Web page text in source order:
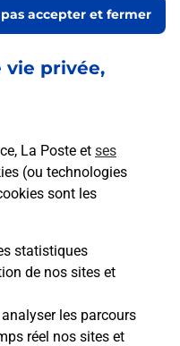
vie privée,
La Poste et ses
(ou technologies
sont les
statistiques
de nos sites et
analyser les parcours
réel nos sites et
pas accepter et fermer
La Poste.
bateau à
l'offre proposée par